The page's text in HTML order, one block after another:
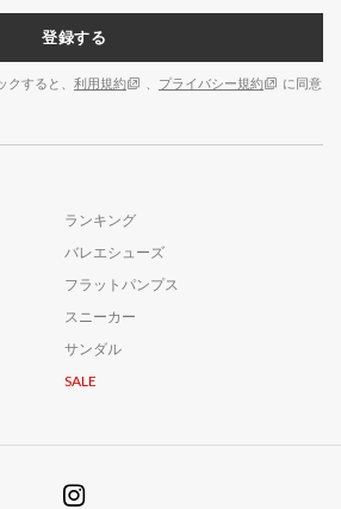
登録する
すると、 利用規約 プライバシー規約
に同意
ランキング
バレエシューズ
フラットパンプス
スニーカー
サンダル
SALE